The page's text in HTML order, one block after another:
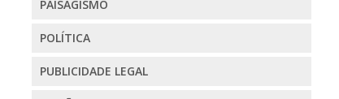
PAISAGISMO
POLÍTICA
PUBLICIDADE LEGAL